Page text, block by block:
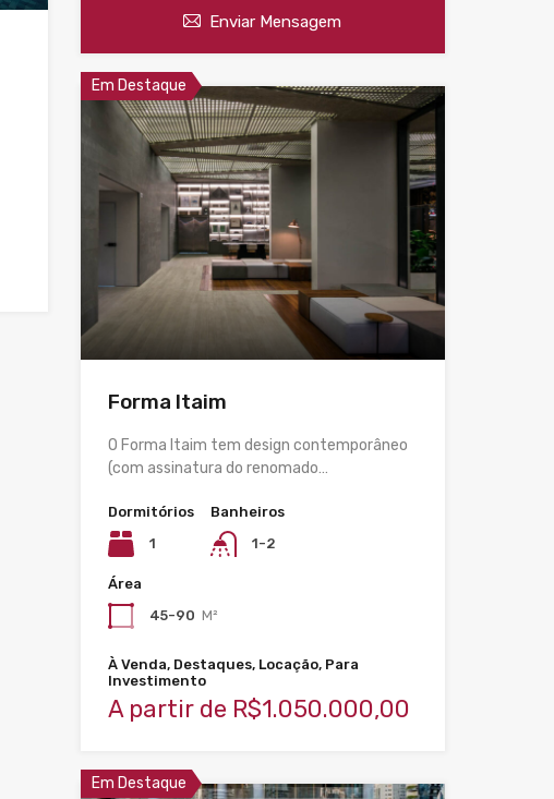
Enviar Mensagem
Em Destaque
Forma Itaim
O Forma Itaim tem design contemporâneo
(com assinatura do renomado…
Dormitórios
1
Banheiros
1-2
Área
45-90 M²
À Venda, Destaques, Locação, Para
Investimento
A partir de R$1.050.000,00
Em Destaque